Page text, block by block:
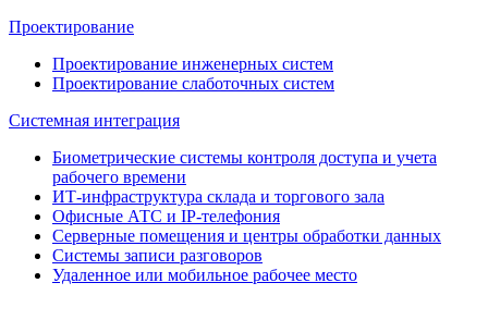
Проектирование
Проектирование инженерных систем
Проектирование слаботочных систем
Системная интеграция
Биометрические системы контроля доступа и учета
рабочего времени
ИТ-инфраструктура склада и торгового зала
Офисные АТС и IP-телефония
Серверные помещения и центры обработки данных
Системы записи разговоров
Удаленное или мобильное рабочее место